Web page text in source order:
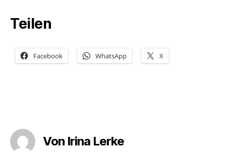
Teilen
Facebook WhatsApp X
Von Irina Lerke